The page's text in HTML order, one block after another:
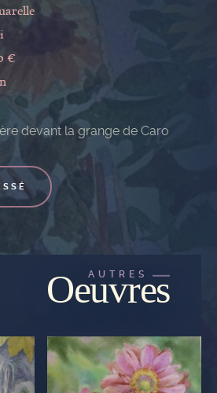
€
devant la grange de Caro
AUTRES
Oeuvres